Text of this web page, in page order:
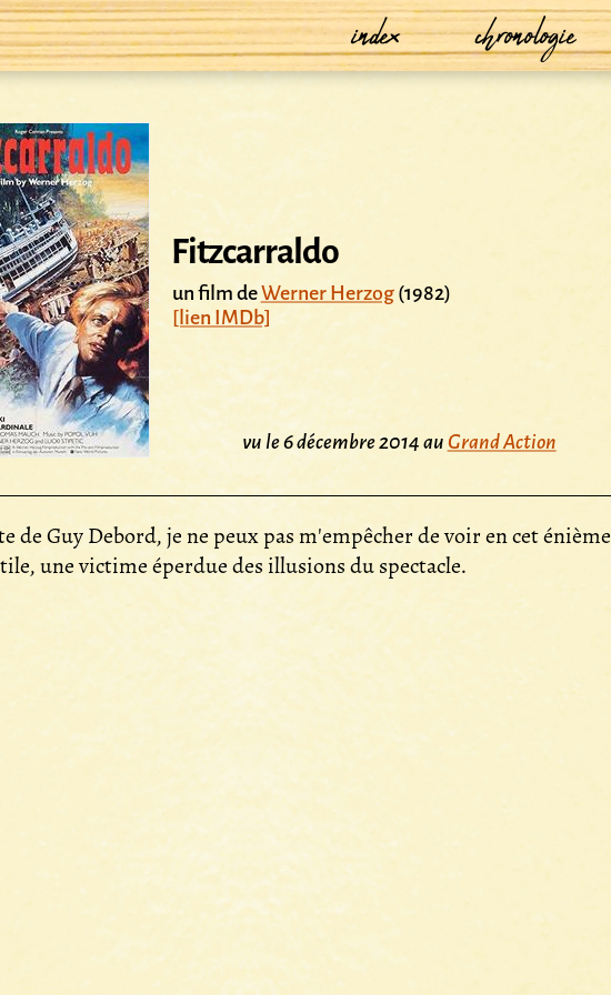
index chronologie
Fitzcarraldo
un film deWerner Herzog(1982)
[lien IMDb]
vu le 6 décembre 2014 auGrand Action
de Guy Debord, je ne peux pas m'empêcher de voir en cet énième
une victime éperdue des illusions du spectacle.